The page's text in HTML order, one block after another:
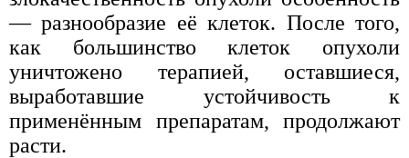
— разнообразие её клеток. После того,
как большинство клеток опухоли
уничтожено терапией, оставшиеся,
выработавшие устойчивость к
применённым препаратам, продолжают
расти.